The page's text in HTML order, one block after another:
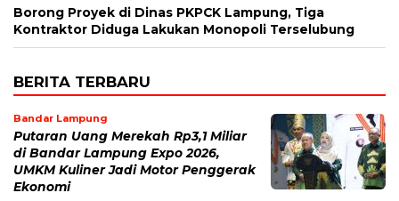
Borong Proyek di Dinas PKPCK Lampung, Tiga
Kontraktor Diduga Lakukan Monopoli Terselubung
BERITA TERBARU
Bandar Lampung
Putaran Uang Merekah Rp3,1 Miliar
di Bandar Lampung Expo 2026,
UMKM Kuliner Jadi Motor Penggerak
Ekonomi